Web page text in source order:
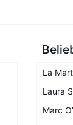
La
Laura
Marc